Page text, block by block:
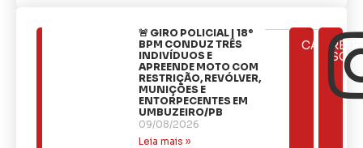
🚨 GIRO POLICIAL | 18º
BPM CONDUZ TRÊS
INDIVÍDUOS E
APREENDE MOTO COM
RESTRIÇÃO, REVÓLVER,
MUNIÇÕES E
ENTORPECENTES EM
UMBUZEIRO/PB
09/08/2026
Leia mais »